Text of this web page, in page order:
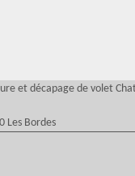
et décapage de volet
Les Bordes